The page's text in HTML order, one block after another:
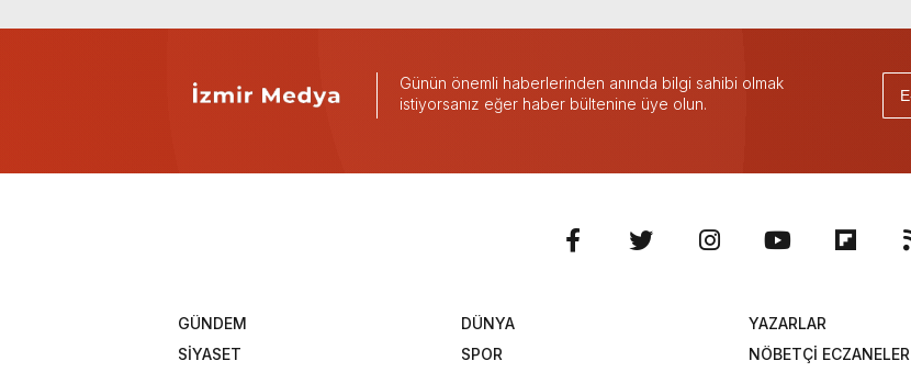
Günün önemli haberlerinden anında bilgi sahibi olmak
istiyorsanız eğer haber bültenine üye olun.
GÜNDEM
DÜNYA
SİYASET
SPOR
YAZARLAR
NÖBETÇİ ECZANELER